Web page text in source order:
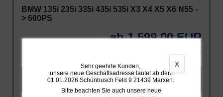
BMW 135i 235i 335i 435i 535i X3 X4 X5 X6 N55 -
> 600PS
ab 1.599,00 EUR
ZUM PRODUKT
X
Sehr geehrte Kunden,
unsere neue Geschäftsadresse lautet ab dem
01.01.2026 Schünbusch Feld 9 21439 Marxen.
Bitte beachten Sie auch unsere neue